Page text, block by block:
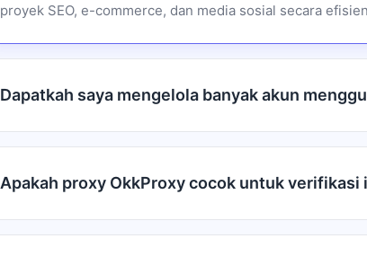
proyek SEO, e-commerce, dan media sosial secara
Dapatkah saya mengelola banyak akun
Apakah proxy OkkProxy cocok untuk verifikasi